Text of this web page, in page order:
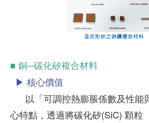
■ 銅─碳化矽複合材料
▶ 核心價值
以「可調控熱膨脹係數及性能
心特點，透過將碳化矽(SiC) 顆粒